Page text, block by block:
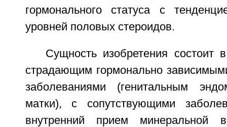
гормонального статуса с
уровней половых стероидов.
Сущность изобретения
страдающим гормонально
заболеваниями (генитальным
матки), с сопутствующими
внутренний прием минеральной